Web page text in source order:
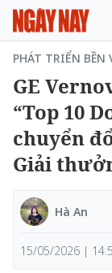
PHÁT TRIỂN BỀN
GE
“Top 10
chuyển
Giải
Hà An
15/05/2026 |